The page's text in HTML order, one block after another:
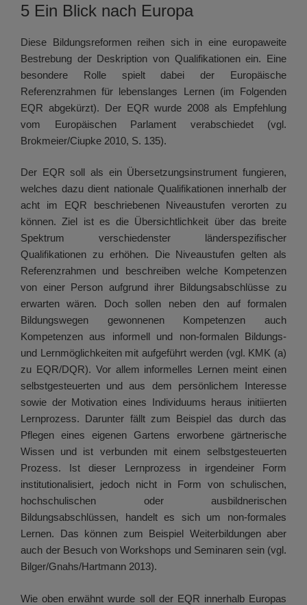
5 Ein Blick nach Europa
Diese Bildungsreformen reihen sich in eine europaweite
Bestrebung der Deskription von Qualifikationen ein. Eine
besondere Rolle spielt dabei der Europäische
Referenzrahmen für lebenslanges Lernen (im Folgenden
EQR abgekürzt). Der EQR wurde 2008 als Empfehlung
vom Europäischen Parlament verabschiedet (vgl.
Brokmeier/Ciupke 2010, S. 135).
Der EQR soll als ein Übersetzungsinstrument fungieren,
welches dazu dient nationale Qualifikationen innerhalb der
acht im EQR beschriebenen Niveaustufen verorten zu
können. Ziel ist es die Übersichtlichkeit über das breite
Spektrum verschiedenster länderspezifischer
Qualifikationen zu erhöhen. Die Niveaustufen gelten als
Referenzrahmen und beschreiben welche Kompetenzen
von einer Person aufgrund ihrer Bildungsabschlüsse zu
erwarten wären. Doch sollen neben den auf formalen
Bildungswegen gewonnenen Kompetenzen auch
Kompetenzen aus informell und non-formalen Bildungs-
und Lernmöglichkeiten mit aufgeführt werden (vgl. KMK (a)
zu EQR/DQR). Vor allem informelles Lernen meint einen
selbstgesteuerten und aus dem persönlichem Interesse
sowie der Motivation eines Individuums heraus initiierten
Lernprozess. Darunter fällt zum Beispiel das durch das
Pflegen eines eigenen Gartens erworbene gärtnerische
Wissen und ist verbunden mit einem selbstgesteuerten
Prozess. Ist dieser Lernprozess in irgendeiner Form
institutionalisiert, jedoch nicht in Form von schulischen,
hochschulischen oder ausbildnerischen
Bildungsabschlüssen, handelt es sich um non-formales
Lernen. Das können zum Beispiel Weiterbildungen aber
auch der Besuch von Workshops und Seminaren sein (vgl.
Bilger/Gnahs/Hartmann 2013).
Wie oben erwähnt wurde soll der EQR innerhalb Europas